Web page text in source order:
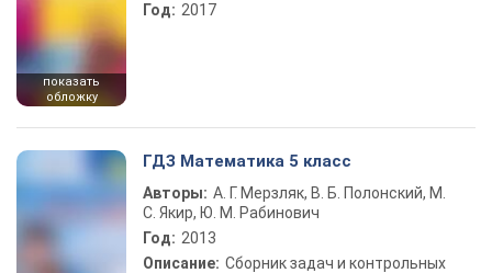
показать
обложку
Год: 2017
ГДЗ Математика 5 класс
Авторы: А. Г. Мерзляк, В. Б. Полонский, М.
С. Якир, Ю. М. Рабинович
Год: 2013
Описание: Сборник задач и контрольных